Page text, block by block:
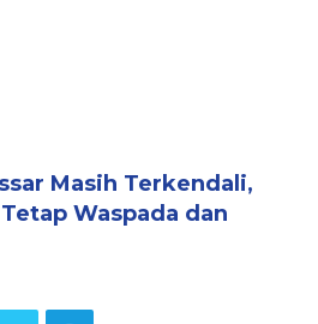
Masih Terkendali,
Waspada dan